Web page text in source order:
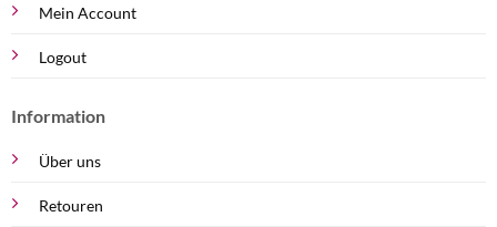
Mein Account
Logout
Information
Über uns
Retouren